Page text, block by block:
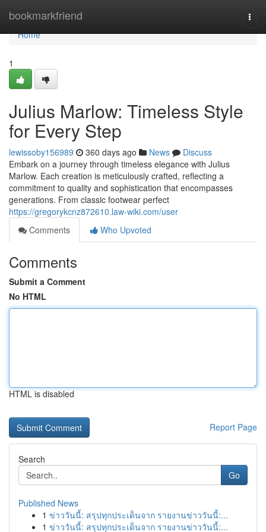
bookmarkfriend
Home
Home
1
Julius Marlow: Timeless Style
for Every Step
lewissoby156989 360 days ago News
Discuss
Embark on a journey through timeless elegance with Julius
Marlow. Each creation is meticulously crafted, reflecting a
commitment to quality and sophistication that encompasses
generations. From classic footwear perfect
https://gregorykcnz872610.law-wiki.com/user
Comments
Who Upvoted
Comments
Submit a Comment
No HTML
HTML is disabled
Report Page
Search
Go
Published News
1 ข่าววันนี้: สรุปทุกประเด็นจาก รายงานข่าววันนี้:...
1 ข่าววันนี้: สรุปทุกประเด็นจาก รายงานข่าววันนี้:...